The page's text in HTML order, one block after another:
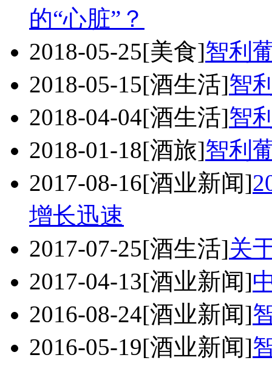
的“心脏”？
2018-05-25[美食]智利
2018-05-15[酒生活]智
2018-04-04[酒生活]智
2018-01-18[酒旅]智利
2017-08-16[酒业新闻]
增长迅速
2017-07-25[酒生活]关
2017-04-13[酒业新闻]
2016-08-24[酒业新闻]
2016-05-19[酒业新闻]